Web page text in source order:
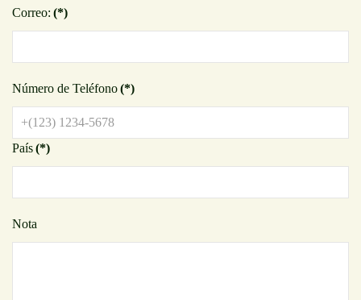
Correo: (*)
Número de Teléfono(*)
País(*)
Nota